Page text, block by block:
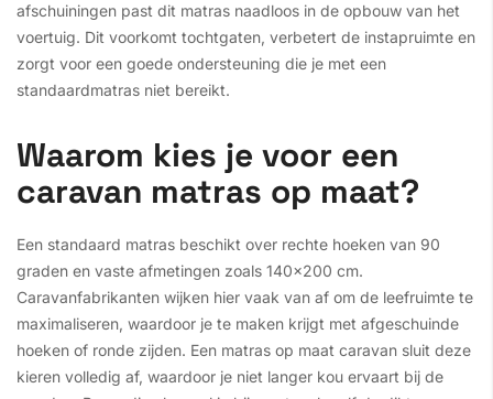
afschuiningen past dit matras naadloos in de opbouw van het
voertuig. Dit voorkomt tochtgaten, verbetert de instapruimte en
zorgt voor een goede ondersteuning die je met een
standaardmatras niet bereikt.
Waarom kies je voor een
caravan matras op maat?
Een standaard matras beschikt over rechte hoeken van 90
graden en vaste afmetingen zoals 140x200 cm.
Caravanfabrikanten wijken hier vaak van af om de leefruimte te
maximaliseren, waardoor je te maken krijgt met afgeschuinde
hoeken of ronde zijden. Een matras op maat caravan sluit deze
kieren volledig af, waardoor je niet langer kou ervaart bij de